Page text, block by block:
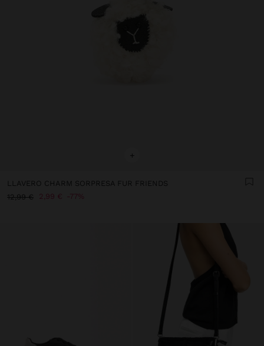
+
LLAVERO CHARM SORPRESA FUR FRIENDS
12,99 €
2,99 € 77%